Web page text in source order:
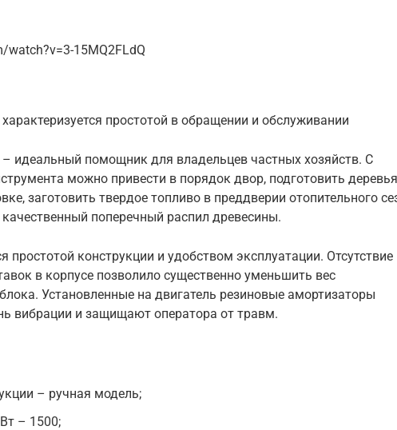
15MQ2FLdQ
простотой в обращении и обслуживании
– идеальный помощник для владельцев частных хозяйств. С
можно привести в порядок двор, подготовить
заготовить твердое топливо в преддверии отопительного
поперечный распил древесины.
простотой конструкции и удобством эксплуатации. Отсутствие
в корпусе позволило существенно уменьшить вес
Установленные на двигатель резиновые амортизаторы
вибрации и защищают оператора от травм.
– ручная модель;
– 1500;